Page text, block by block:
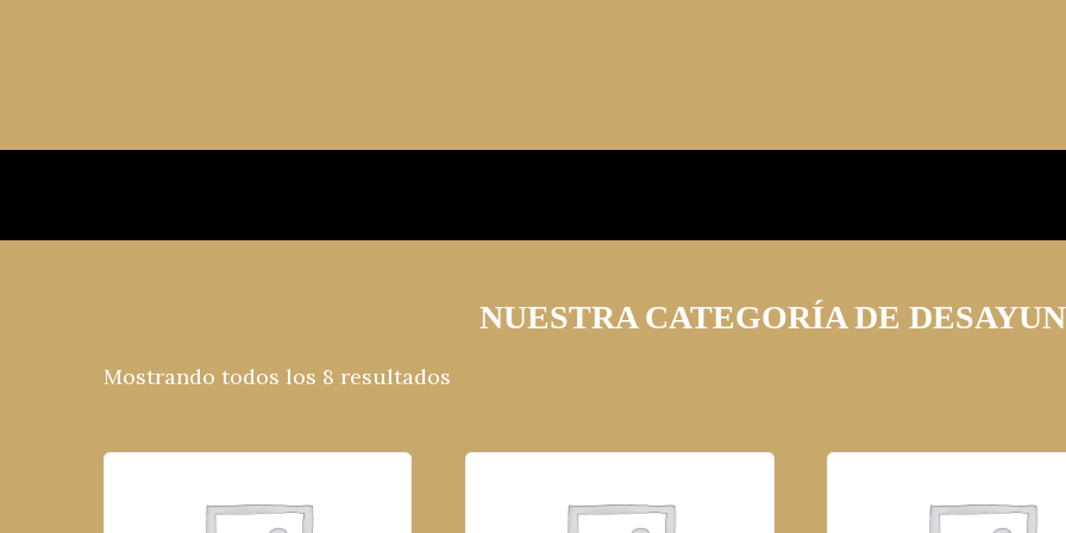
NUESTRA CATEGORÍA DE
Mostrando todos los 8 resultados